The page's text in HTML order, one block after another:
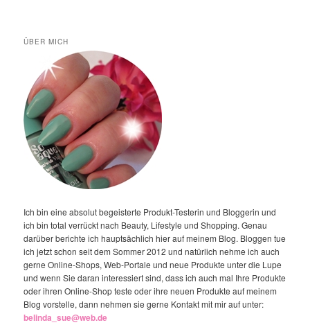
ÜBER MICH
Ich bin eine absolut begeisterte Produkt-Testerin und Bloggerin und
ich bin total verrückt nach Beauty, Lifestyle und Shopping. Genau
darüber berichte ich hauptsächlich hier auf meinem Blog. Bloggen tue
ich jetzt schon seit dem Sommer 2012 und natürlich nehme ich auch
gerne Online-Shops, Web-Portale und neue Produkte unter die Lupe
und wenn Sie daran interessiert sind, dass ich auch mal Ihre Produkte
oder ihren Online-Shop teste oder ihre neuen Produkte auf meinem
Blog vorstelle, dann nehmen sie gerne Kontakt mit mir auf unter:
belinda_sue@web.de